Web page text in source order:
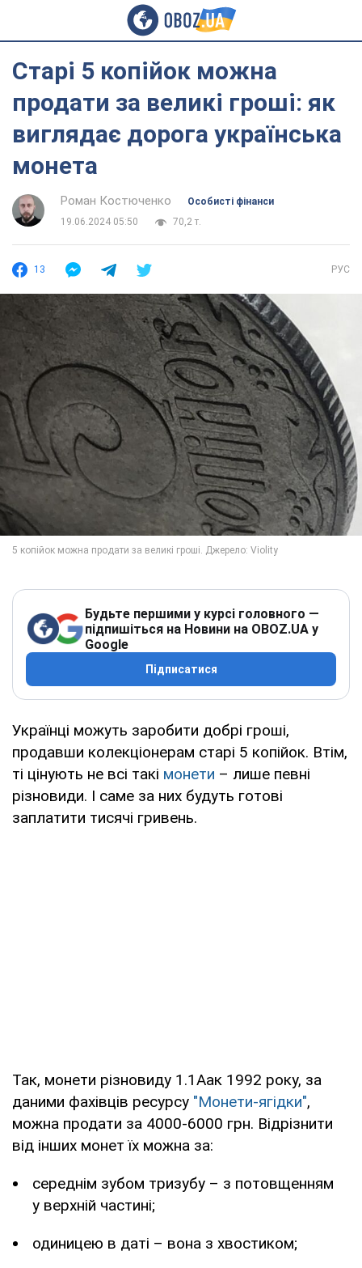
Старі 5 копійок можна
продати за великі гроші: як
виглядає дорога українська
монета
Роман Костюченко
Особисті фінанси
19.06.2024 05:50
70,2 т.
13 РУС
Будьте першими у курсі головного —
підпишіться на Новини на OBOZ.UA у
Google
Підписатися
Українці можуть заробити добрі гроші,
продавши колекціонерам старі 5 копійок. Втім,
ті цінують не всі такі монети – лише певні
різновиди. І саме за них будуть готові
заплатити тисячі гривень.
Так, монети різновиду 1.1Аак 1992 року, за
даними фахівців ресурсу "Монети-ягідки",
можна продати за 4000-6000 грн. Відрізнити
від інших монет їх можна за:
середнім зубом тризубу – з потовщенням
у верхній частині;
одиницею в даті – вона з хвостиком;